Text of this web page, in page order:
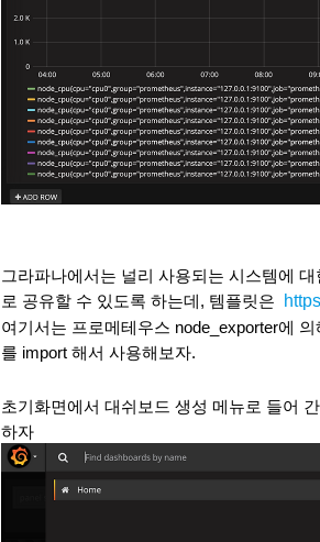
그라파나에서는 널리 사용되는 시스템에
로 공유할 수 있도록 하는데, 템플릿은
여기서는 프로메테우스 node_exporter에
를 import 해서 사용해보자.
초기화면에서 대쉬보드 생성 메뉴로 들어
하자